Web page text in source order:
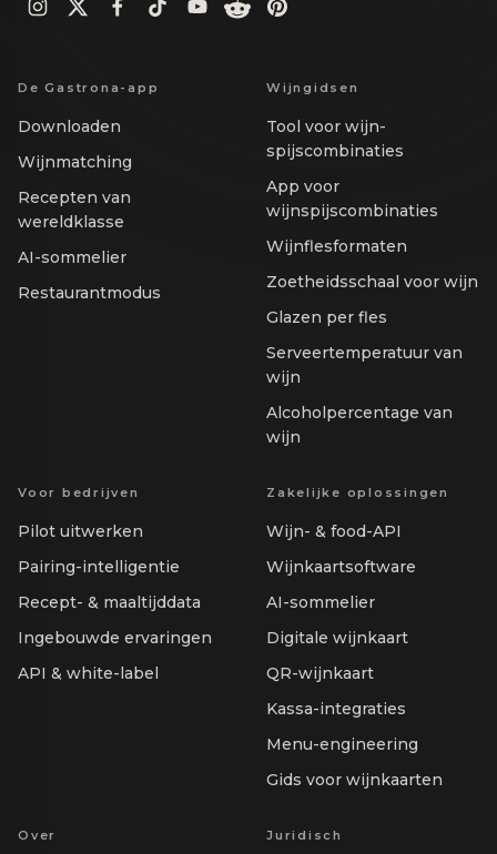
De Gastrona-app
Downloaden
Wijnmatching
Recepten van
wereldklasse
AI-sommelier
Restaurantmodus
Wijngidsen
Tool voor wijn-
spijscombinaties
App voor
wijnspijscombinaties
Wijnflesformaten
Zoetheidsschaal voor wijn
Glazen per fles
Serveertemperatuur van
wijn
Alcoholpercentage van
wijn
Voor bedrijven
Pilot uitwerken
Pairing-intelligentie
Recept- & maaltijddata
Ingebouwde ervaringen
API & white-label
Zakelijke oplossingen
Wijn- & food-API
Wijnkaartsoftware
AI-sommelier
Digitale wijnkaart
QR-wijnkaart
Kassa-integraties
Menu-engineering
Gids voor wijnkaarten
Over Juridisch